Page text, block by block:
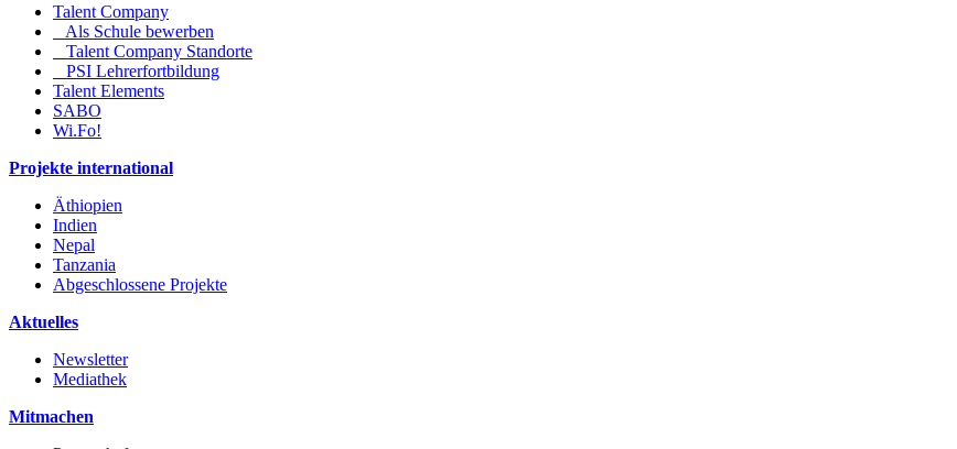
Talent Company
Als Schule bewerben
Talent Company Standorte
PSI Lehrerfortbildung
Talent Elements
SABO
Wi.Fo!
Projekte international
Äthiopien
Indien
Nepal
Tanzania
Abgeschlossene Projekte
Aktuelles
Newsletter
Mediathek
Mitmachen